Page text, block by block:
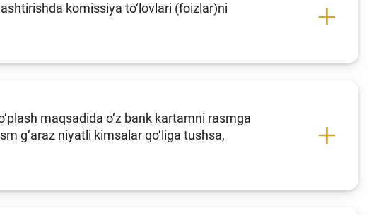
komissiya to‘lovlari (foizlar)ni
maqsadida o‘z bank kartamni rasmga
g‘araz niyatli kimsalar qo‘liga tushsa,